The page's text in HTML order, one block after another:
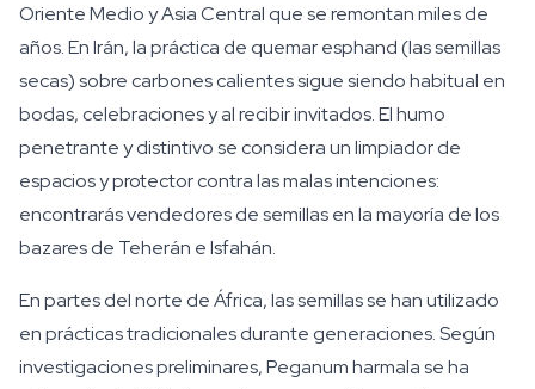
Oriente Medio y Asia Central que se remontan miles de
años. En Irán, la práctica de quemar esphand (las semillas
secas) sobre carbones calientes sigue siendo habitual en
bodas, celebraciones y al recibir invitados. El humo
penetrante y distintivo se considera un limpiador de
espacios y protector contra las malas intenciones:
encontrarás vendedores de semillas en la mayoría de los
bazares de Teherán e Isfahán.
En partes del norte de África, las semillas se han utilizado
en prácticas tradicionales durante generaciones. Según
investigaciones preliminares, Peganum harmala se ha